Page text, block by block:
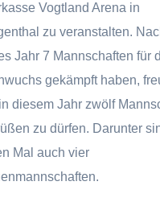
Vogtland Arena in
zu veranstalten.
Jahr 7 Mannschaften für
gekämpft haben,
diesem Jahr zwölf
zu dürfen. Darunter
Mal auch vier